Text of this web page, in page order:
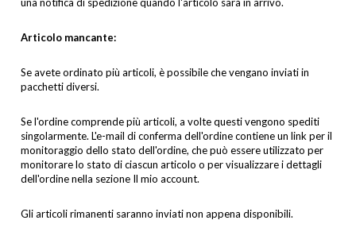
una notifica di spedizione quando l'articolo sarà in arrivo.
Articolo mancante:
Se avete ordinato più articoli, è possibile che vengano inviati in
pacchetti diversi.
Se l'ordine comprende più articoli, a volte questi vengono spediti
singolarmente. L'e-mail di conferma dell'ordine contiene un link per il
monitoraggio dello stato dell'ordine, che può essere utilizzato per
monitorare lo stato di ciascun articolo o per visualizzare i dettagli
dell'ordine nella sezione Il mio account.
Gli articoli rimanenti saranno inviati non appena disponibili.